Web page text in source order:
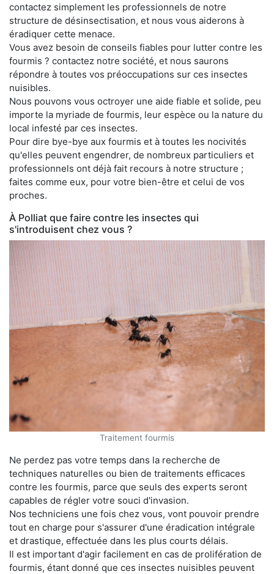
contactez simplement les professionnels de notre
structure de désinsectisation, et nous vous aiderons à
éradiquer cette menace.
Vous avez besoin de conseils fiables pour lutter contre les
fourmis ? contactez notre société, et nous saurons
répondre à toutes vos préoccupations sur ces insectes
nuisibles.
Nous pouvons vous octroyer une aide fiable et solide, peu
importe la myriade de fourmis, leur espèce ou la nature du
local infesté par ces insectes.
Pour dire bye-bye aux fourmis et à toutes les nocivités
qu'elles peuvent engendrer, de nombreux particuliers et
professionnels ont déjà fait recours à notre structure ;
faites comme eux, pour votre bien-être et celui de vos
proches.
À Polliat que faire contre les insectes qui
s'introduisent chez vous ?
Traitement fourmis
Ne perdez pas votre temps dans la recherche de
techniques naturelles ou bien de traitements efficaces
contre les fourmis, parce que seuls des experts seront
capables de régler votre souci d'invasion.
Nos techniciens une fois chez vous, vont pouvoir prendre
tout en charge pour s'assurer d'une éradication intégrale
et drastique, effectuée dans les plus courts délais.
Il est important d'agir facilement en cas de prolifération de
fourmis, étant donné que ces insectes nuisibles peuvent